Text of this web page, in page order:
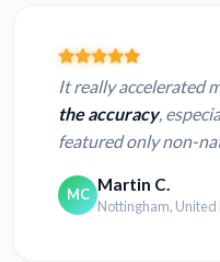
It really accelerated
the accuracy,
featured only non-
MC Martin C.
Nottingham, United